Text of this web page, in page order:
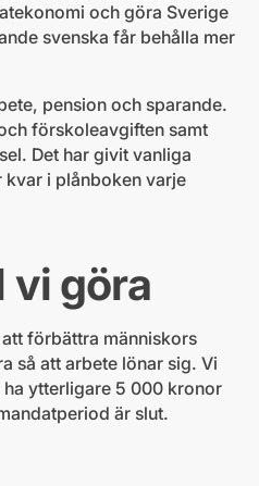
och göra Sverige
svenska får behålla mer
pension och sparande.
förskoleavgiften samt
Det har givit vanliga
kvar i plånboken varje
vi göra
förbättra människors
så att arbete lönar sig. Vi
ytterligare 5 000 kronor
är slut.